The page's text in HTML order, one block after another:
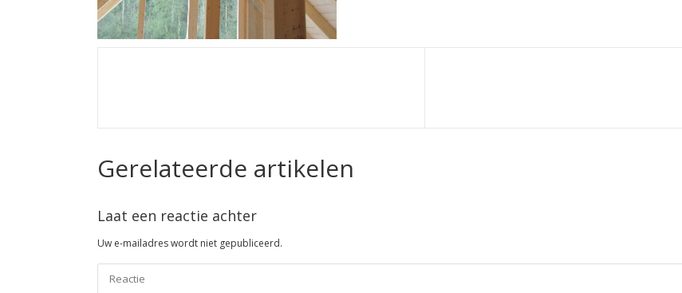
Gerelateerde artikelen
Laat een reactie achter
Uw e-mailadres wordt niet gepubliceerd.